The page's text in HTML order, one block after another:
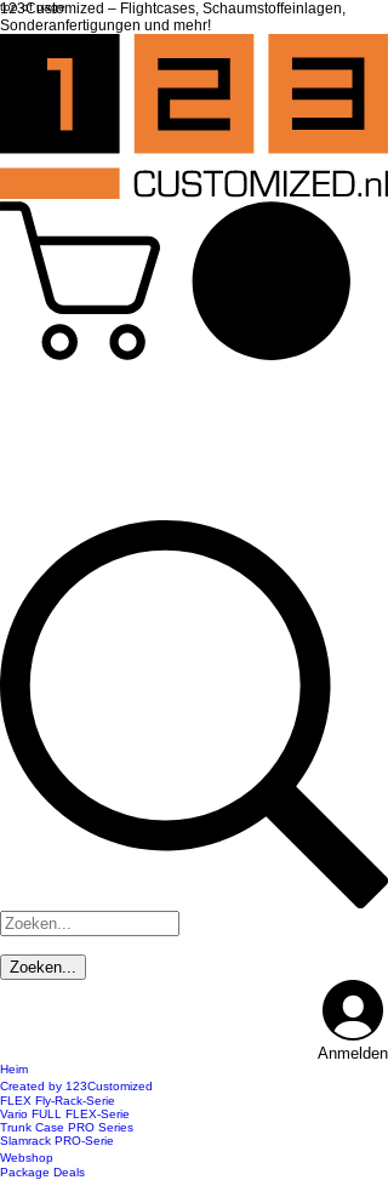
top of page
123Customized – Flightcases, Schaumstoffeinlagen,
Sonderanfertigungen und mehr!
Anmelden
Heim
Created by 123Customized
FLEX Fly-Rack-Serie
Vario FULL FLEX-Serie
Trunk Case PRO Series
Slamrack PRO-Serie
Webshop
Package Deals